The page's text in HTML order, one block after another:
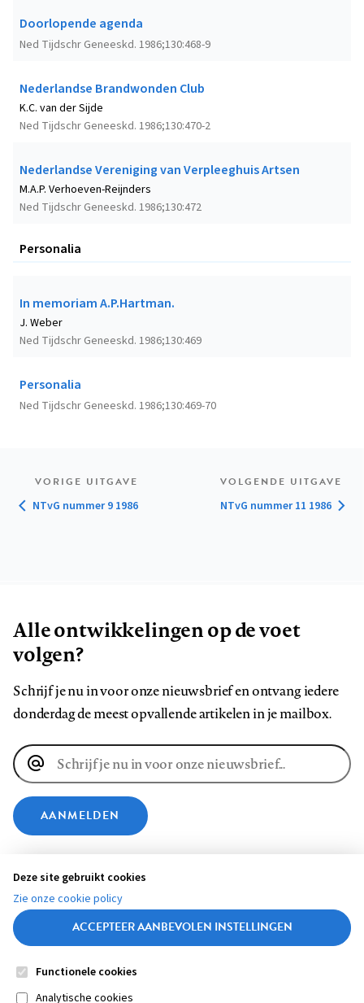
Doorlopende agenda
Ned Tijdschr Geneeskd. 1986;130:468-9
Nederlandse Brandwonden Club
Ned Tijdschr Geneeskd. 1986;130:470-2
K.C. van der Sijde
Nederlandse Vereniging van Verpleeghuis Artsen
Ned Tijdschr Geneeskd. 1986;130:472
M.A.P. Verhoeven-Reijnders
Personalia
In memoriam A.P.Hartman.
Ned Tijdschr Geneeskd. 1986;130:469
J. Weber
Personalia
Ned Tijdschr Geneeskd. 1986;130:469-70
VORIGE UITGAVE
NTvG nummer 9 1986
VOLGENDE UITGAVE
NTvG nummer 11 1986
Alle ontwikkelingen op de voet
volgen?
Schrijf je nu in voor onze nieuwsbrief en ontvang iedere
donderdag de meest opvallende artikelen in je mailbox.
E-
mailadres
AANMELDEN
VOLG ONS OP
ons
op
Facebook
Volg
ons
op
LinkedIn
Volg
ons
op
Bluesky
Volg
ons
Volg
ons
Volg
ons
Footer
Contact Colofon Disclaimer
Deze site gebruikt cookies
Zie onze cookie policy
ACCEPTEER AANBEVOLEN INSTELLINGEN
Functionele cookies
Analytische cookies